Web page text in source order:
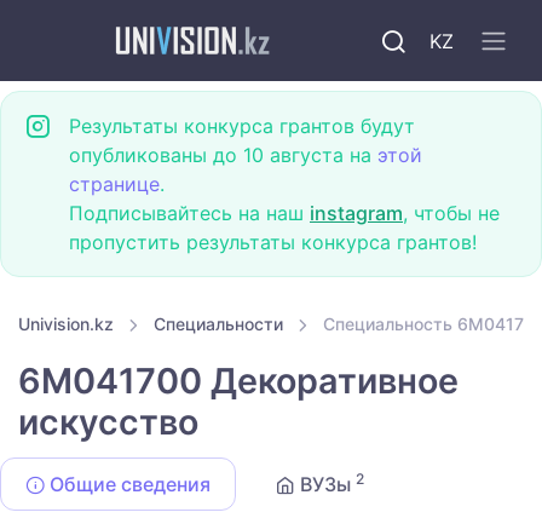
KZ
Результаты конкурса грантов будут
опубликованы до 10 августа на этой
странице.
Подписывайтесь на наш instagram, чтобы не
пропустить результаты конкурса грантов!
Univision.kz Специальности Специальность
6M041700 Декоративное
искусство
Общие сведения ВУЗы 2